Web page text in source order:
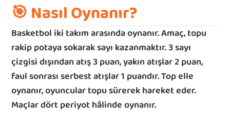
🎯 Nasıl Oynanır?
Basketbol iki takım arasında oynanır. Amaç, topu
rakip potaya sokarak sayı kazanmaktır. 3 sayı
çizgisi dışından atış 3 puan, yakın atışlar 2 puan,
faul sonrası serbest atışlar 1 puandır. Top elle
oynanır, oyuncular topu sürerek hareket eder.
Maçlar dört periyot hâlinde oynanır.